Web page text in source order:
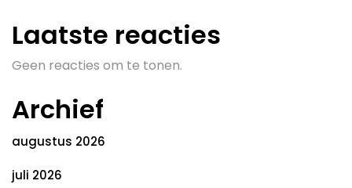
Laatste reacties
Geen reacties om te tonen.
Archief
augustus 2026
juli 2026